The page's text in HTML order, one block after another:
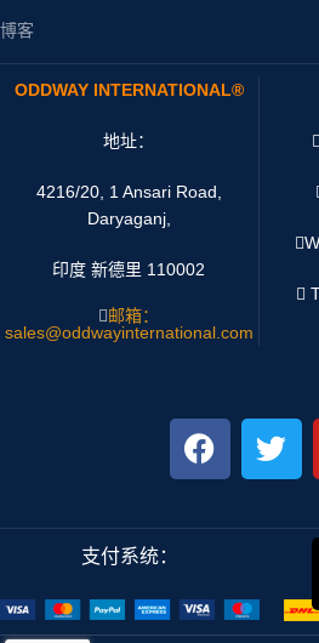
博客
ODDWAY INTERNATIONAL®
地址：
4216/20, 1 Ansari Road,
Daryaganj,
印度 新德里 110002
邮箱：
sales@oddwayinternational.com
支付系统：